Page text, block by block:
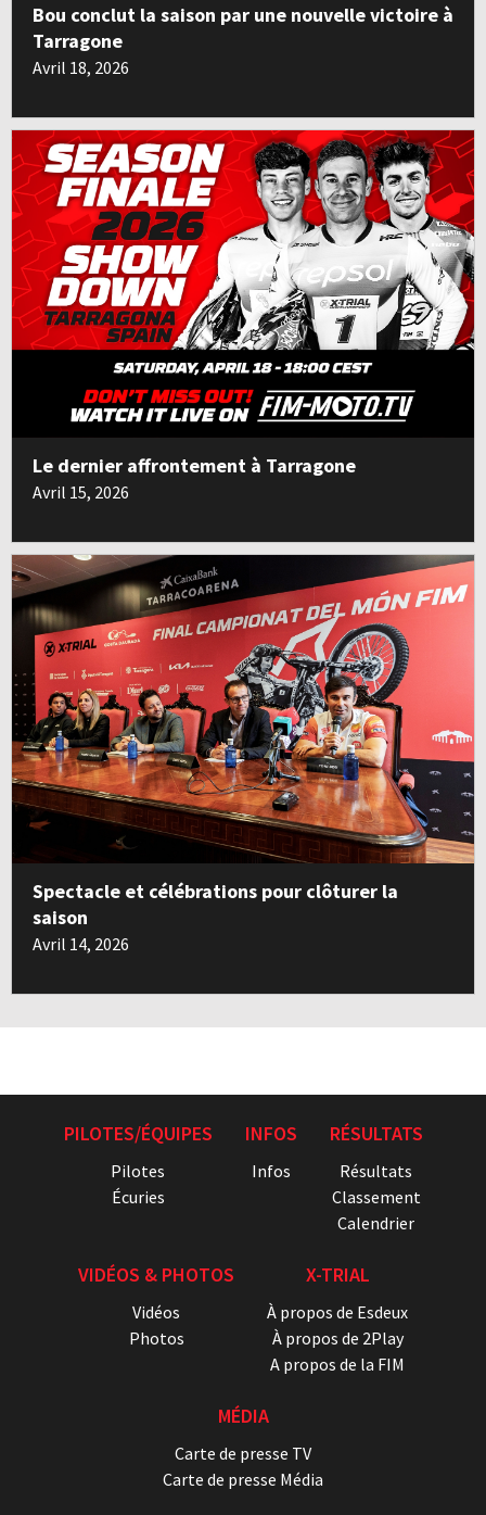
Bou conclut la saison par une nouvelle victoire à
Tarragone
Avril 18, 2026
Le dernier affrontement à Tarragone
Avril 15, 2026
Spectacle et célébrations pour clôturer la
saison
Avril 14, 2026
PILOTES/ÉQUIPES
Pilotes
Écuries
INFOS
Infos
RÉSULTATS
Résultats
Classement
Calendrier
VIDÉOS & PHOTOS
Vidéos
Photos
X-TRIAL
À propos de Esdeux
À propos de 2Play
A propos de la FIM
MÉDIA
Carte de presse TV
Carte de presse Média